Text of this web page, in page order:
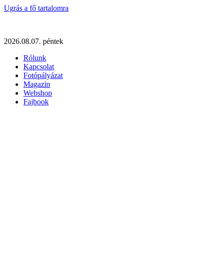
Ugrás a fő tartalomra
2026.08.07. péntek
Rólunk
Kapcsolat
Fotópályázat
Magazin
Webshop
Fajbook